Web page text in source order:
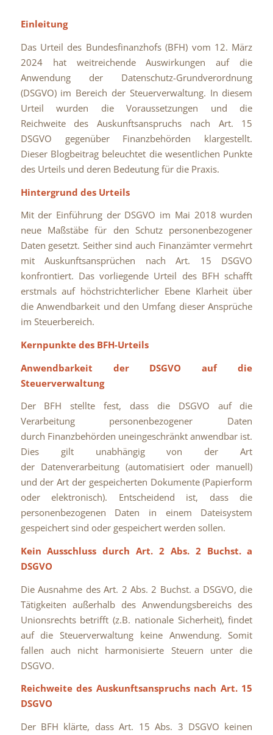
Einleitung
Das Urteil des Bundesfinanzhofs (BFH) vom 12. März
2024 hat weitreichende Auswirkungen auf die
Anwendung der Datenschutz-Grundverordnung
(DSGVO) im Bereich der Steuerverwaltung. In diesem
Urteil wurden die Voraussetzungen und die
Reichweite des Auskunftsanspruchs nach Art. 15
DSGVO gegenüber Finanzbehörden klargestellt.
Dieser Blogbeitrag beleuchtet die wesentlichen Punkte
des Urteils und deren Bedeutung für die Praxis.
Hintergrund des Urteils
Mit der Einführung der DSGVO im Mai 2018 wurden
neue Maßstäbe für den Schutz personenbezogener
Daten gesetzt. Seither sind auch Finanzämter vermehrt
mit Auskunftsansprüchen nach Art. 15 DSGVO
konfrontiert. Das vorliegende Urteil des BFH schafft
erstmals auf höchstrichterlicher Ebene Klarheit über
die Anwendbarkeit und den Umfang dieser Ansprüche
im Steuerbereich.
Kernpunkte des BFH-Urteils
Anwendbarkeit der DSGVO auf die
Steuerverwaltung
Der BFH stellte fest, dass die DSGVO auf die
Verarbeitung personenbezogener Daten
durch Finanzbehörden uneingeschränkt anwendbar ist.
Dies gilt unabhängig von der Art
der Datenverarbeitung (automatisiert oder manuell)
und der Art der gespeicherten Dokumente (Papierform
oder elektronisch). Entscheidend ist, dass die
personenbezogenen Daten in einem Dateisystem
gespeichert sind oder gespeichert werden sollen.
Kein Ausschluss durch Art. 2 Abs. 2 Buchst. a
DSGVO
Die Ausnahme des Art. 2 Abs. 2 Buchst. a DSGVO, die
Tätigkeiten außerhalb des Anwendungsbereichs des
Unionsrechts betrifft (z.B. nationale Sicherheit), findet
auf die Steuerverwaltung keine Anwendung. Somit
fallen auch nicht harmonisierte Steuern unter die
DSGVO.
Reichweite des Auskunftsanspruchs nach Art. 15
DSGVO
Der BFH klärte, dass Art. 15 Abs. 3 DSGVO keinen